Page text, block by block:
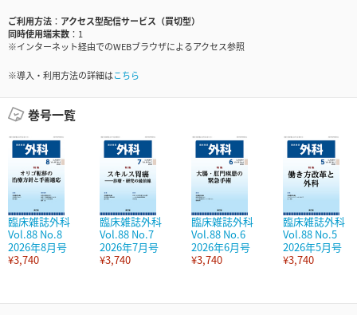
ご利用方法
アクセス型配信サービス（買切型）
同時使用端末数
1
※インターネット経由でのWEBブラウザによるアクセス参照
※導入・利用方法の詳細はこちら
巻号一覧
臨床雑誌外科
Vol.88 No.8
2026年8月号
¥3,740
臨床雑誌外科
Vol.88 No.7
2026年7月号
¥3,740
臨床雑誌外科
Vol.88 No.6
2026年6月号
¥3,740
臨床雑誌外科
Vol.88 No.5
2026年5月号
¥3,740